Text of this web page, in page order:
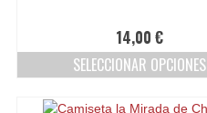
14,00 €
SELECCIONAR OPCIONES
producto